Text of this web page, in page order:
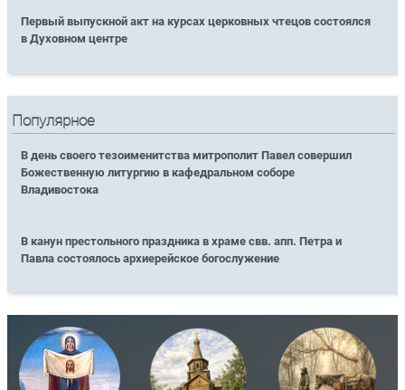
Первый выпускной акт на курсах церковных чтецов состоялся
в Духовном центре
Популярное
В день своего тезоименитства митрополит Павел совершил
Божественную литургию в кафедральном соборе
Владивостока
В канун престольного праздника в храме свв. апп. Петра и
Павла состоялось архиерейское богослужение